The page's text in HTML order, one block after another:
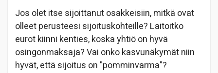
Jos olet itse sijoittanut osakkeisiin, mitkä ovat
olleet perusteesi sijoituskohteille? Laitoitko
eurot kiinni kenties, koska yhtiö on hyvä
osingonmaksaja? Vai onko kasvunäkymät niin
hyvät, että sijoitus on "pomminvarma"?